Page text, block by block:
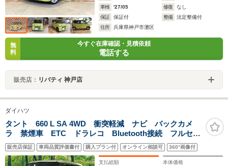
車検
'27/05 修復
なし
保証
保証付 整備
法定整備付
住所
兵庫県神戸市灘区
無
料
今すぐ在庫確認・見積依頼
電話する
販売店： リバティ 神戸店
ダイハツ
タント 660 L SA 4WD 衝突軽減 ナビ バックカメ
ラ 禁煙車 ETC ドラレコ Bluetooth接続 フルセ
グ CD/DVD再生 エアコン アイドリングストップ プ
ライバシーガラス 電動格納ミラー リモコンキー
販売店保証 車両品質評価書付 購入プラン付 オンライン相談可 360°画像付
支払総額 本体価格